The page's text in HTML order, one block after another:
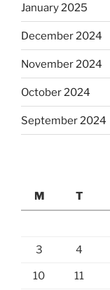
January 2025
December 2024
November 2024
October 2024
September 2024
M
T
3 4
10 11